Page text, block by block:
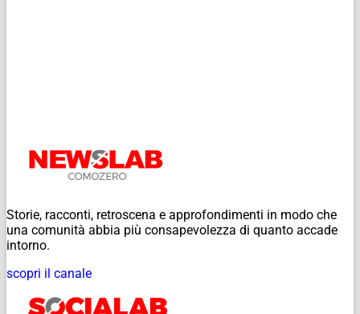
Storie, racconti, retroscena e approfondimenti in modo che
una comunità abbia più consapevolezza di quanto accade
intorno.
scopri il canale